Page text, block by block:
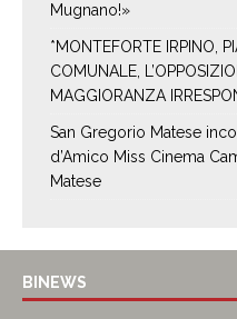
Mugnano!»
*MONTEFORTE IRPINO,
COMUNALE,
MAGGIORANZA
San Gregorio Matese
d’Amico Miss Cinema
Matese
BINEWS